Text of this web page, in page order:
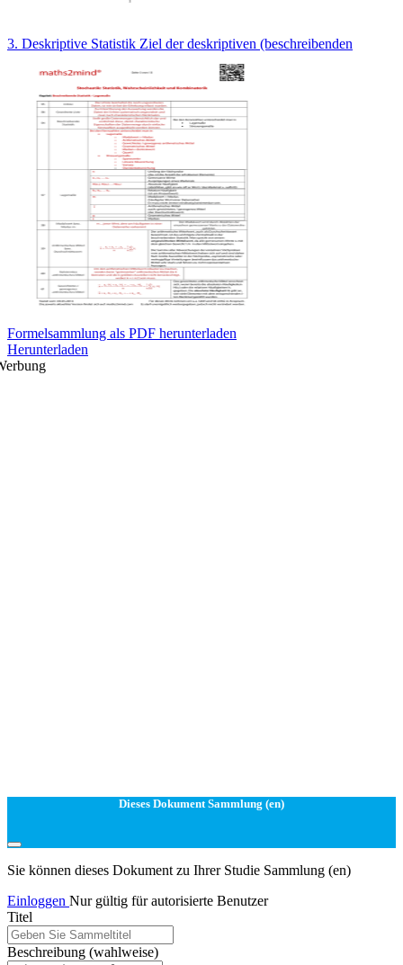
3. Deskriptive Statistik Ziel der deskriptiven (beschreibenden
Formelsammlung als PDF herunterladen
Herunterladen
Dieses Dokument Sammlung (en)
Sie können dieses Dokument zu Ihrer Studie Sammlung (en)
Einloggen Nur gültig für autorisierte Benutzer
Titel
Beschreibung (wahlweise)